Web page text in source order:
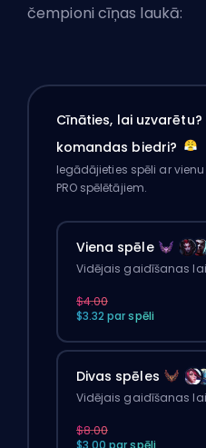
čempioni cīņas laukā:
Cīnāties, lai uzvarētu?
komandas biedri?
Iegādājieties spēli ar
PRO spēlētājiem.
Viena spēle
Vidējais gaidīšanas
$4.00
$3.32 par spēli
Divas spēles
Vidējais gaidīšanas
$8.00
$3.00 par spēli